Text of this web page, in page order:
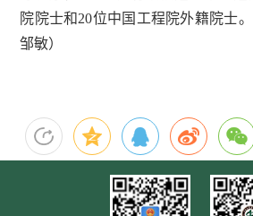
院院士和20位中国工程院外籍院士
邹敏）